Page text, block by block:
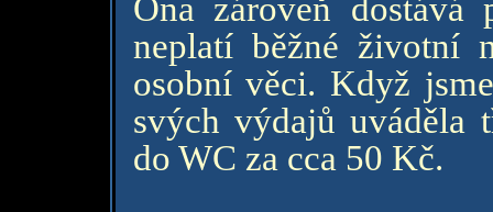
Ona zároveň
neplatí běžné životní
osobní věci. Když
svých výdajů uváděla
do WC za cca 50 Kč.